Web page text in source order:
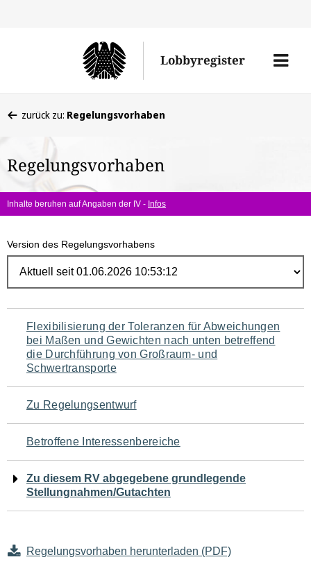
Lobbyregister
Menü
befinden
hier:
zurück zu: Regelungsvorhaben
Regelungsvorhaben
Inhalte beruhen auf Angaben der IV - Infos
Version des Regelungsvorhabens
Navigation
für
den
Seiteninhalt
Flexibilisierung der Toleranzen für Abweichungen
bei Maßen und Gewichten nach unten betreffend
die Durchführung von Großraum- und
Schwertransporte
Zu Regelungsentwurf
Betroffene Interessenbereiche
Zu diesem RV abgegebene grundlegende
Stellungnahmen/Gutachten
Regelungsvorhaben herunterladen (PDF)